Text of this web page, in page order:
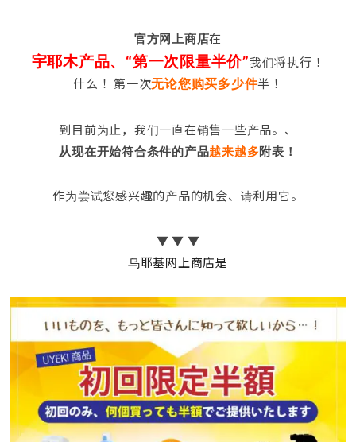
官方网上商店在
宇耶木产品、“第一次限量半价”我们将执行！
什么！ 第一次无论您购买多少件半！
到目前为止，我们一直在销售一些产品。、
从现在开始符合条件的产品越来越多附表！
作为尝试您感兴趣的产品的机会、请利用它。
▼ ▼ ▼
乌耶基网上商店是